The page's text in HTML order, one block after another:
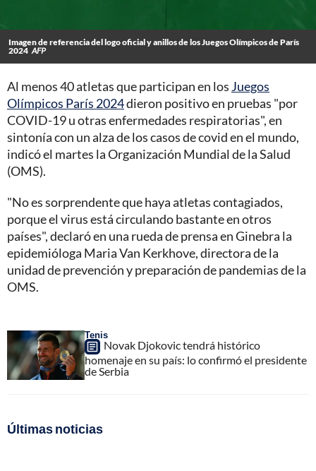
Imagen de referencia del logo oficial y anillos de los Juegos Olímpicos de París
2024 AFP
Al menos 40 atletas que participan en los Juegos
Olímpicos París 2024dieron positivo en pruebas "por
COVID-19 u otras enfermedades respiratorias", en
sintonía con un alza de los casos de covid en el mundo,
indicó el martes la Organización Mundial de la Salud
(OMS).
"No es sorprendente que haya atletas contagiados,
porque el virus está circulando bastante en otros
países", declaró en una rueda de prensa en Ginebra la
epidemióloga Maria Van Kerkhove, directora de la
unidad de prevención y preparación de pandemias de la
OMS.
Tenis
Novak Djokovic tendrá histórico
homenaje en su país: lo confirmó el presidente
de Serbia
Últimas noticias